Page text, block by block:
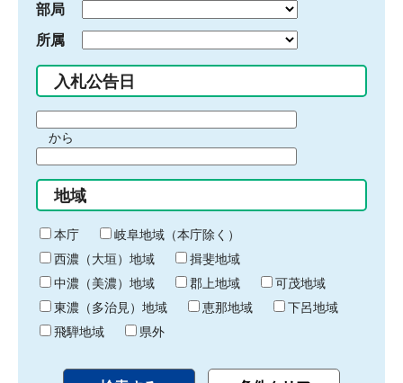
部局
所属
入札公告日
間
始
り
から
間
終
わ
り
地域
本庁
岐阜地域（本庁除く）
西濃（大垣）地域
揖斐地域
中濃（美濃）地域
郡上地域
可茂地域
東濃（多治見）地域
恵那地域
下呂地域
飛騨地域
県外